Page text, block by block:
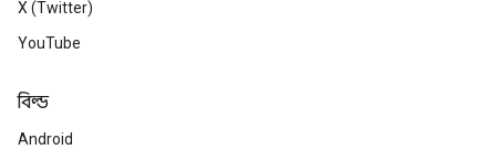
X (Twitter)
YouTube
বিল্ড
Android